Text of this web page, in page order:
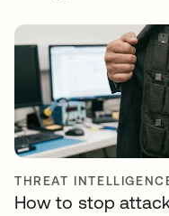
THREAT
How to stop